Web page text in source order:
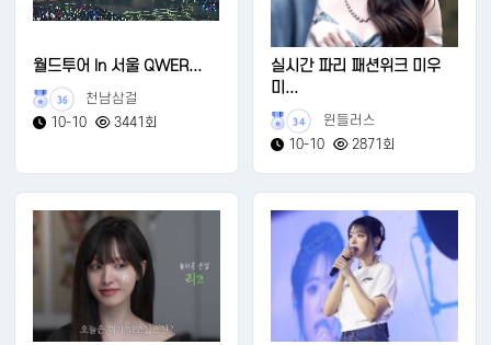
월드투어 In 서울 QWER...
36
천남삼걸
10-10
3441회
실시간 파리 패션위크 미우
미...
34
윈들러스
10-10
2871회